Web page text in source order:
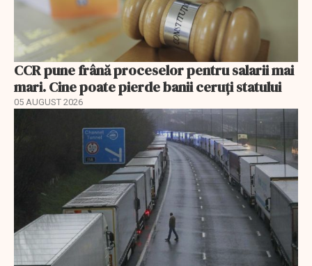
CCR pune frână proceselor pentru salarii mai
mari. Cine poate pierde banii ceruți statului
05 AUGUST 2026